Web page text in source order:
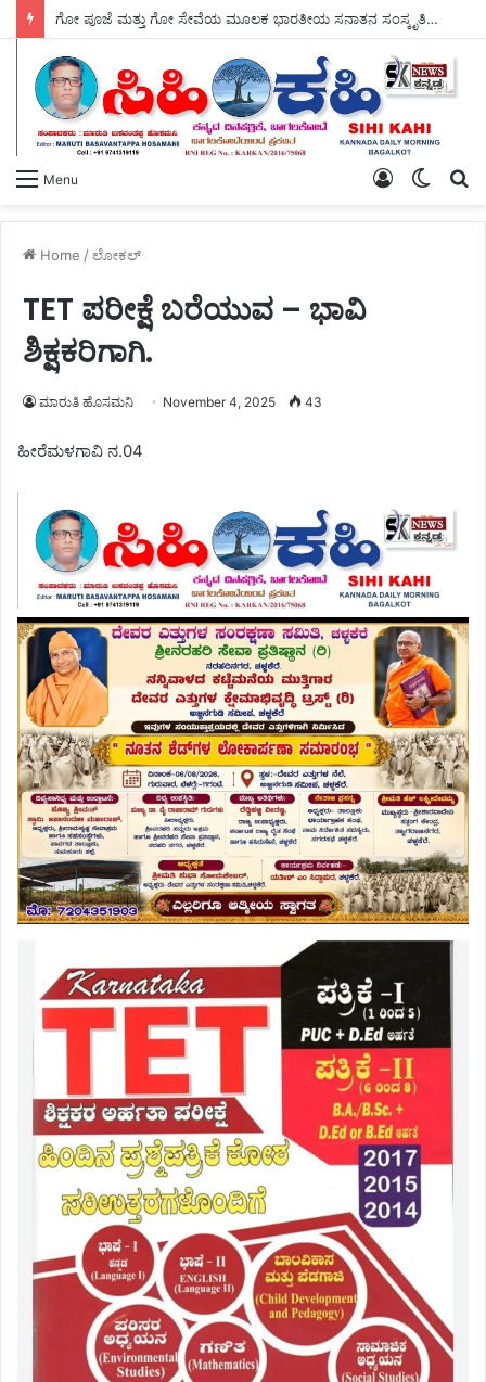
ಗೋ ಪೂಜೆ ಮತ್ತು ಗೋ ಸೇವೆಯ ಮೂಲಕ ಭಾರತೀಯ ಸನಾತನ ಸಂಸ್ಕೃತಿಯ ಉಳಿವಿಗೆ ಭದ್ರವಾದ ಅಡಿಪಾಯ ಹಾಕಲಾಗಿದೆ – ಸ್ವಾಮಿ ಜಪಾನಂದಜೀ ಮಹಾರಾಜ್ ಮೆಚ್ಚುಗೆ.
Menu
Switch
Log
Home /ಲೋಕಲ್
TET ಪರೀಕ್ಷೆ ಬರೆಯುವ – ಭಾವಿ
ಶಿಕ್ಷಕರಿಗಾಗಿ.
ಮಾರುತಿ ಹೊಸಮನಿ November 4, 2025 43
ಹೀರೆಮಳಗಾವಿ ನ.04